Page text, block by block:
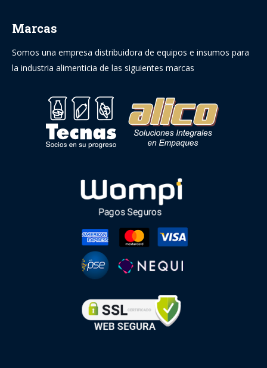
Marcas
Somos una empresa distribuidora de equipos e insumos para
la industria alimenticia de las siguientes marcas